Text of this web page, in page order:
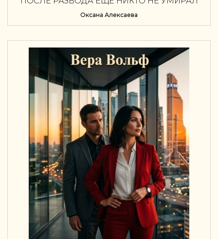
Оксана Алексаева